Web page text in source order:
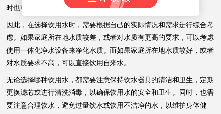
时也可能带来一些副作用，如氯味和氯残留等。
因此，在选择饮用水时，需要根据自己的实际情况和需求进行综合考
虑。如果家庭所在地水质较差，或者对水质有更高的要求，可以考虑
使用一体化净水设备来净化水质。而如果家庭所在地水质较好，或者
对水质要求不高，可以直接饮用自来水。
无论选择哪种饮用水，都需要注意保持饮水器具的清洁和卫生，定期
更换滤芯或进行清洗消毒，以确保饮用水的安全和卫生。同时，也需
要注意合理饮水，避免过量饮水或饮用不洁净的水，以维护身体健